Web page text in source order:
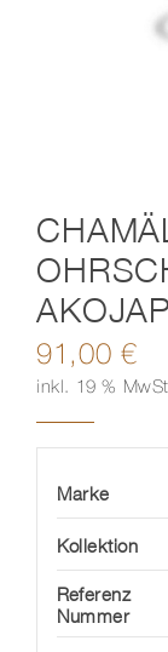
91,00 €
inkl. 19 %
Marke
Kollektion
Referenz
Nummer